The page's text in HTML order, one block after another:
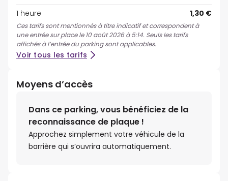
1 heure
1,30 €
Ces tarifs sont mentionnés à titre indicatif et correspondent à
une entrée sur place le 10 août 2026 à 5:14. Seuls les tarifs
affichés à l’entrée du parking sont applicables.
Voir tous les tarifs
Moyens d’accès
Dans ce parking, vous bénéficiez de la
reconnaissance de plaque !
Approchez simplement votre véhicule de la
barrière qui s’ouvrira automatiquement.